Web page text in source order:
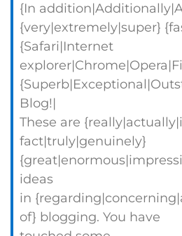
{In
{very|extremely|super}
{Safari|Internet
Blog!|
These are
fact|truly|genuinely}
ideas
in
of} blogging. You have